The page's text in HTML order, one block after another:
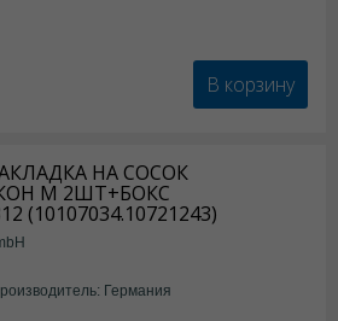
В корзину
НА СОСОК
М 2ШТ+БОКС
(10107034.10721243)
Германия